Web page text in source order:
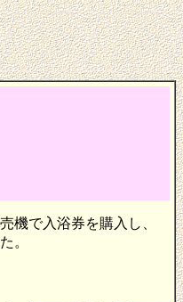
機で入浴券を購入し、
。